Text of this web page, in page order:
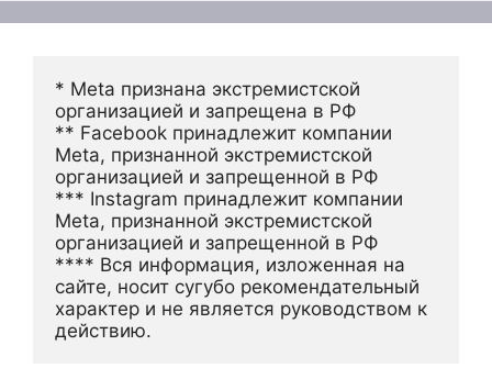
* Meta признана экстремистской
организацией и запрещена в РФ
** Facebook принадлежит компании
Meta, признанной экстремистской
организацией и запрещенной в РФ
*** Instagram принадлежит компании
Meta, признанной экстремистской
организацией и запрещенной в РФ
**** Вся информация, изложенная на
сайте, носит сугубо рекомендательный
характер и не является руководством к
действию.